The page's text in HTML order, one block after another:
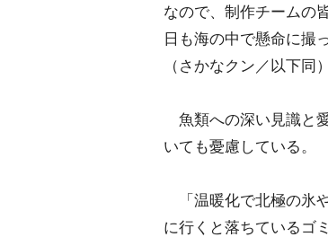
なので、制作チームの
日も海の中で懸命に撮
（さかなクン／以下同）
魚類への深い見識と
いても憂慮している。
「温暖化で北極の氷
に行くと落ちているゴ